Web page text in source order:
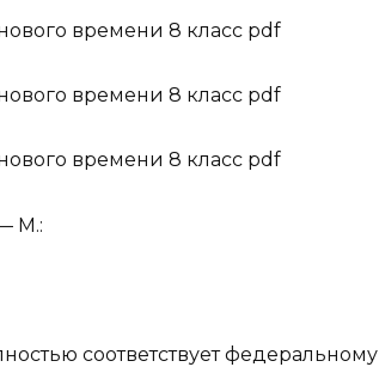
М.:
соответствует федеральному